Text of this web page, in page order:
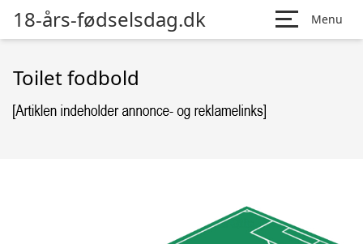
18-års-fødselsdag.dk Menu
Toilet fodbold